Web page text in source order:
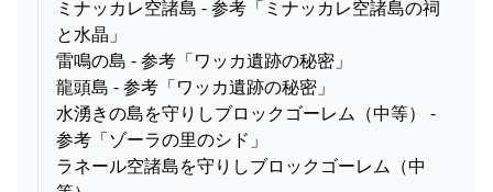
ミナッカレ空諸島 - 参考「ミナッカレ空諸島の祠
と水晶」
雷鳴の島 - 参考「ワッカ遺跡の秘密」
龍頭島 - 参考「ワッカ遺跡の秘密」
水湧きの島を守りしブロックゴーレム（中等） -
参考「ゾーラの里のシド」
ラネール空諸島を守りしブロックゴーレム（中